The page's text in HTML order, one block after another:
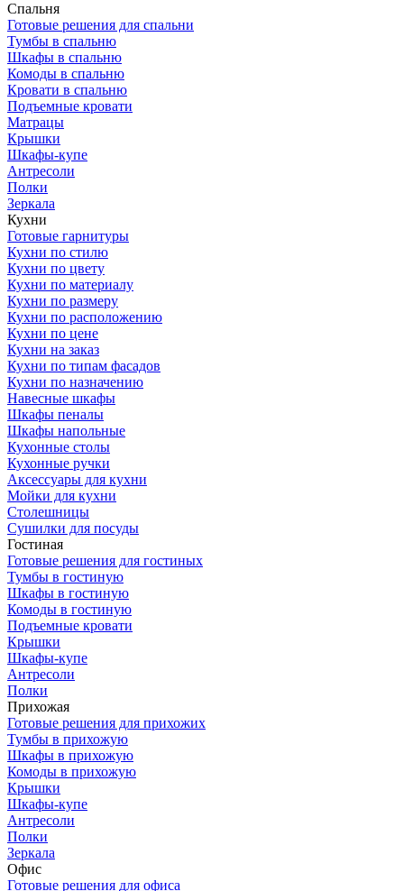
Спальня
Готовые решения для спальни
Тумбы в спальню
Шкафы в спальню
Комоды в спальню
Кровати в спальню
Подъемные кровати
Матрацы
Крышки
Шкафы-купе
Антресоли
Полки
Зеркала
Кухни
Готовые гарнитуры
Кухни по стилю
Кухни по цвету
Кухни по материалу
Кухни по размеру
Кухни по расположению
Кухни по цене
Кухни на заказ
Кухни по типам фасадов
Кухни по назначению
Навесные шкафы
Шкафы пеналы
Шкафы напольные
Кухонные столы
Кухонные ручки
Аксессуары для кухни
Мойки для кухни
Столешницы
Сушилки для посуды
Гостиная
Готовые решения для гостиных
Тумбы в гостиную
Шкафы в гостиную
Комоды в гостиную
Подъемные кровати
Крышки
Шкафы-купе
Антресоли
Полки
Прихожая
Готовые решения для прихожих
Тумбы в прихожую
Шкафы в прихожую
Комоды в прихожую
Крышки
Шкафы-купе
Антресоли
Полки
Зеркала
Офис
Готовые решения для офиса